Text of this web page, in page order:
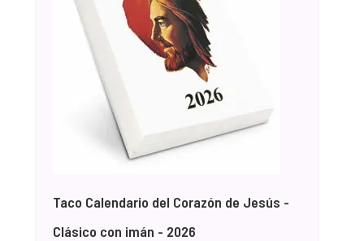
Taco Calendario del Corazón de Jesús -
Clásico con imán - 2026